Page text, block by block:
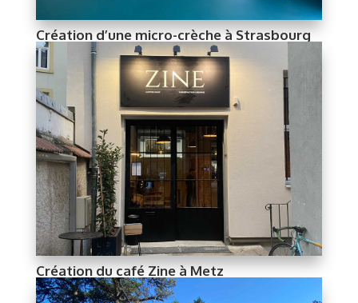
Création d’une micro-crèche à Strasbourg
Création du café Zine à Metz